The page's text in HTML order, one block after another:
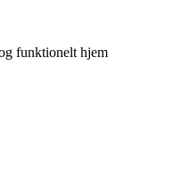
funktionelt hjem